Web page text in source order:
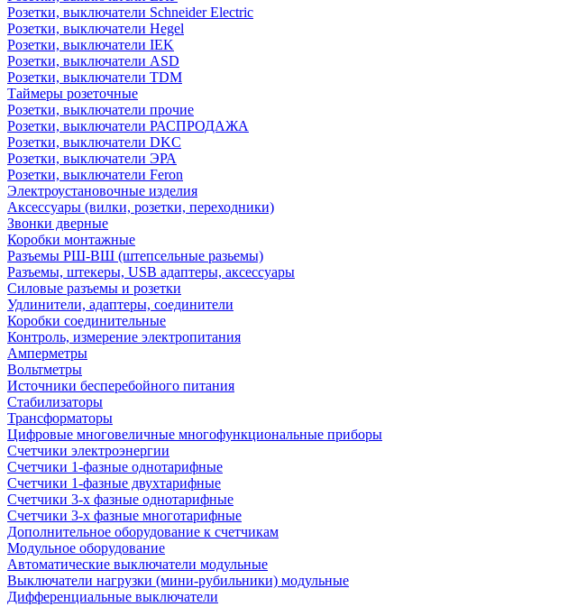
Розетки, выключатели Schneider Electric
Розетки, выключатели Hegel
Розетки, выключатели IEK
Розетки, выключатели ASD
Розетки, выключатели TDM
Таймеры розеточные
Розетки, выключатели прочие
Розетки, выключатели РАСПРОДАЖА
Розетки, выключатели DKC
Розетки, выключатели ЭРА
Розетки, выключатели Feron
Электроустановочные изделия
Аксессуары (вилки, розетки, переходники)
Звонки дверные
Коробки монтажные
Разъемы РШ-ВШ (штепсельные разьемы)
Разъемы, штекеры, USB адаптеры, аксессуары
Силовые разъемы и розетки
Удлинители, адаптеры, соединители
Коробки соединительные
Контроль, измерение электропитания
Амперметры
Вольтметры
Источники бесперебойного питания
Стабилизаторы
Трансформаторы
Цифровые многовеличные многофункциональные приборы
Счетчики электроэнергии
Счетчики 1-фазные однотарифные
Счетчики 1-фазные двухтарифные
Счетчики 3-х фазные однотарифные
Счетчики 3-х фазные многотарифные
Дополнительное оборудование к счетчикам
Модульное оборудование
Автоматические выключатели модульные
Выключатели нагрузки (мини-рубильники) модульные
Дифференциальные выключатели